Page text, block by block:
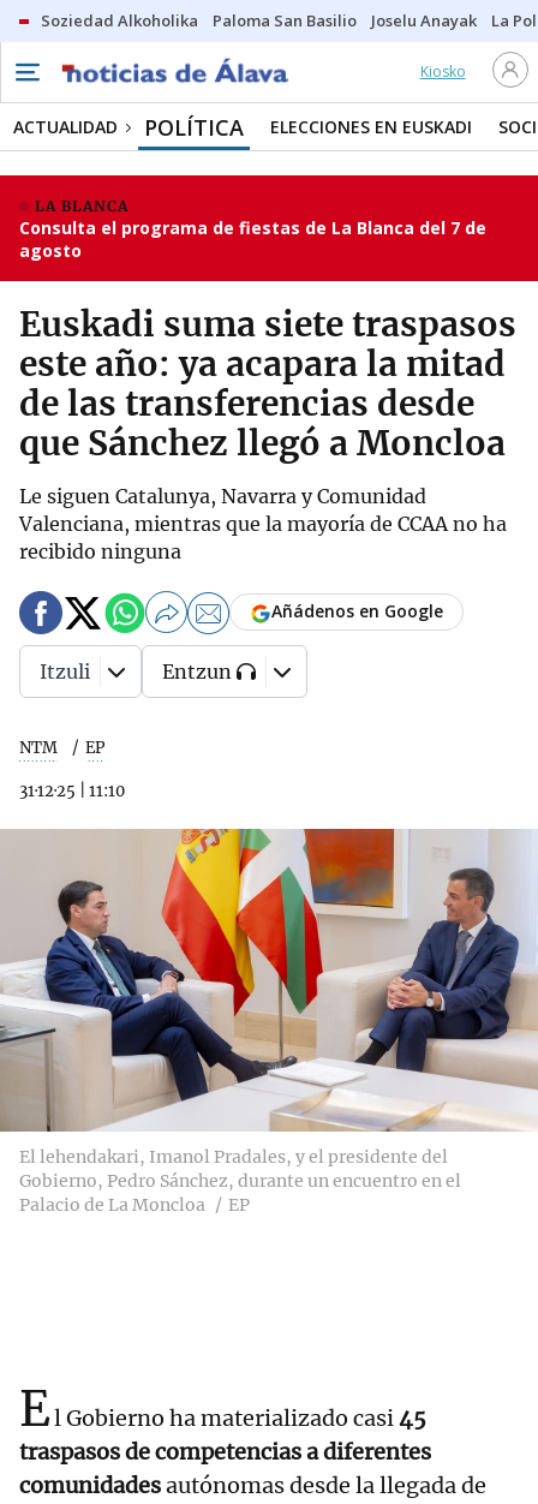
Soziedad Alkoholika Paloma San Basilio Joselu Anayak La
Kiosko
ACTUALIDAD POLÍTICA ELECCIONES EN EUSKADI
LA BLANCA
Consulta el programa de fiestas de La Blanca del 7 de
agosto
Euskadi suma siete traspasos
este año: ya acapara la mitad
de las transferencias desde
que Sánchez llegó a Moncloa
Le siguen Catalunya, Navarra y Comunidad
Valenciana, mientras que la mayoría de CCAA no ha
recibido ninguna
NTM EP
31·12·25 11:10
Añádenos en Google
Itzuli Entzun
El lehendakari, Imanol Pradales, y el presidente del
Gobierno, Pedro Sánchez, durante un encuentro en el
Palacio de La Moncloa
EP
El Gobierno ha materializado casi45
traspasos de competencias a diferentes
comunidadesautónomas desde la llegada de